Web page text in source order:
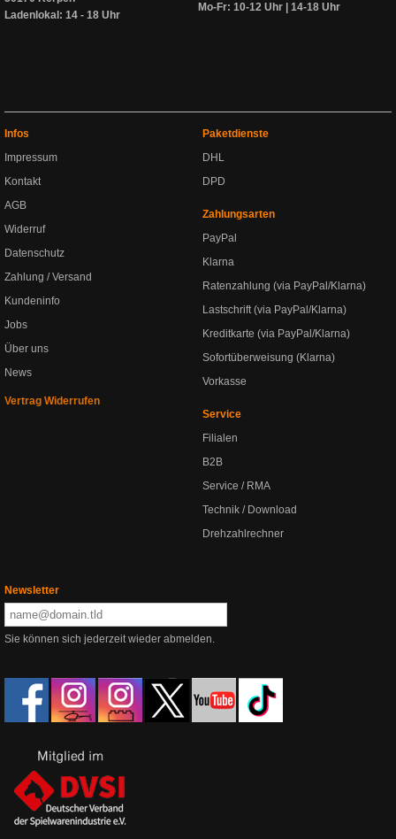
Ladenlokal: 14 - 18 Uhr
Mo-Fr: 10-12 Uhr | 14-18 Uhr
Infos
Impressum
Kontakt
AGB
Widerruf
Datenschutz
Zahlung / Versand
Kundeninfo
Jobs
Über uns
News
Vertrag Widerrufen
Paketdienste
DHL
DPD
Zahlungsarten
PayPal
Klarna
Ratenzahlung (via PayPal/Klarna)
Lastschrift (via PayPal/Klarna)
Kreditkarte (via PayPal/Klarna)
Sofortüberweisung (Klarna)
Vorkasse
Service
Filialen
B2B
Service / RMA
Technik / Download
Drehzahlrechner
Newsletter
Sie können sich jederzeit wieder abmelden.